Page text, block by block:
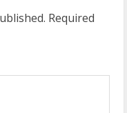
Required